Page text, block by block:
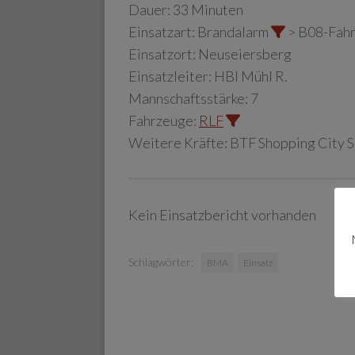
Dauer: 33 Minuten
Einsatzart: Brandalarm
> B08-
Einsatzort: Neuseiersberg
Einsatzleiter: HBI Mühl R.
Mannschaftsstärke: 7
Fahrzeuge: RLF
Weitere Kräfte: BTF Shopping City
Kein Einsatzbericht vorhanden
Schlagwörter: BMA Einsatz